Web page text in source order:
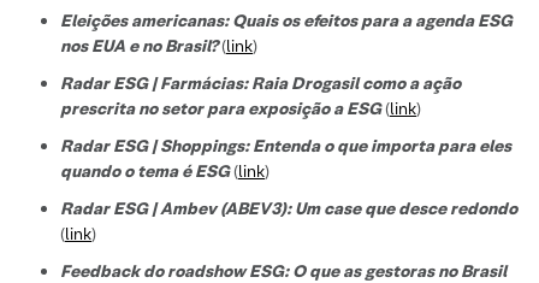
Eleições americanas: Quais os efeitos para a agenda ESG
nos EUA e no Brasil?(link)
Radar ESG | Farmácias: Raia Drogasil como a ação
prescrita no setor para exposição a ESG(link)
Radar ESG | Shoppings: Entenda o que importa para eles
quando o tema é ESG(link)
Radar ESG | Ambev (ABEV3): Um case que desce redondo
(link)
Feedback do roadshow ESG: O que as gestoras no Brasil